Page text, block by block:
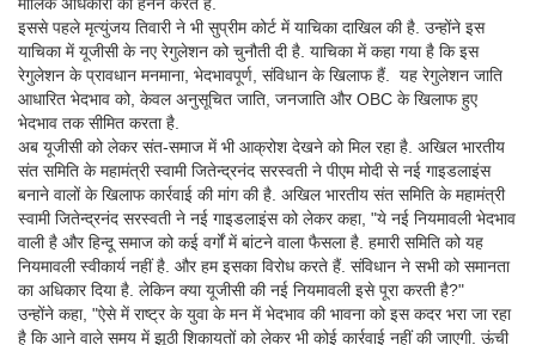
इससे पहले मृत्युंजय तिवारी ने भी सुप्रीम कोर्ट में याचिका दाखिल की है. उन्होंने इस
याचिका में यूजीसी के नए रेगुलेशन को चुनौती दी है. याचिका में कहा गया है कि इस
रेगुलेशन के प्रावधान मनमाना, भेदभावपूर्ण, संविधान के खिलाफ हैं. यह रेगुलेशन जाति
आधारित भेदभाव को, केवल अनुसूचित जाति, जनजाति और OBC के खिलाफ हुए
भेदभाव तक सीमित करता है.
अब यूजीसी को लेकर संत-समाज में भी आक्रोश देखने को मिल रहा है. अखिल भारतीय
संत समिति के महामंत्री स्वामी जितेन्द्रनंद सरस्वती ने पीएम मोदी से नई गाइडलाइंस
बनाने वालों के खिलाफ कार्रवाई की मांग की है. अखिल भारतीय संत समिति के महामंत्री
स्वामी जितेन्द्रनंद सरस्वती ने नई गाइडलाइंस को लेकर कहा, "ये नई नियमावली भेदभाव
वाली है और हिन्दू समाज को कई वर्गों में बांटने वाला फैसला है. हमारी समिति को यह
नियमावली स्वीकार्य नहीं है. और हम इसका विरोध करते हैं. संविधान ने सभी को समानता
का अधिकार दिया है. लेकिन क्या यूजीसी की नई नियमावली इसे पूरा करती है?"
उन्होंने कहा, "ऐसे में राष्ट्र के युवा के मन में भेदभाव की भावना को इस कदर भरा जा रहा
है कि आने वाले समय में झूठी शिकायतों को लेकर भी कोई कार्रवाई नहीं की जाएगी. ऊंची